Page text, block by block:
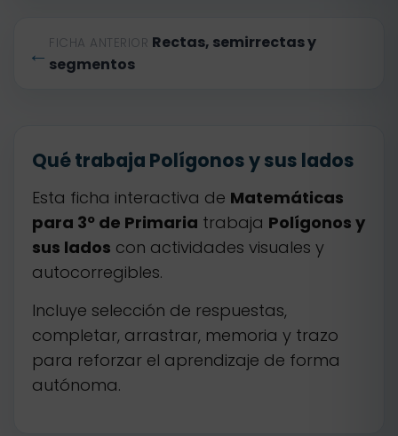
← FICHA ANTERIOR Rectas, semirrectas y
segmentos
Qué trabaja Polígonos y sus lados
Esta ficha interactiva de Matemáticas
para 3º de Primaria trabaja Polígonos y
sus lados con actividades visuales y
autocorregibles.
Incluye selección de respuestas,
completar, arrastrar, memoria y trazo
para reforzar el aprendizaje de forma
autónoma.